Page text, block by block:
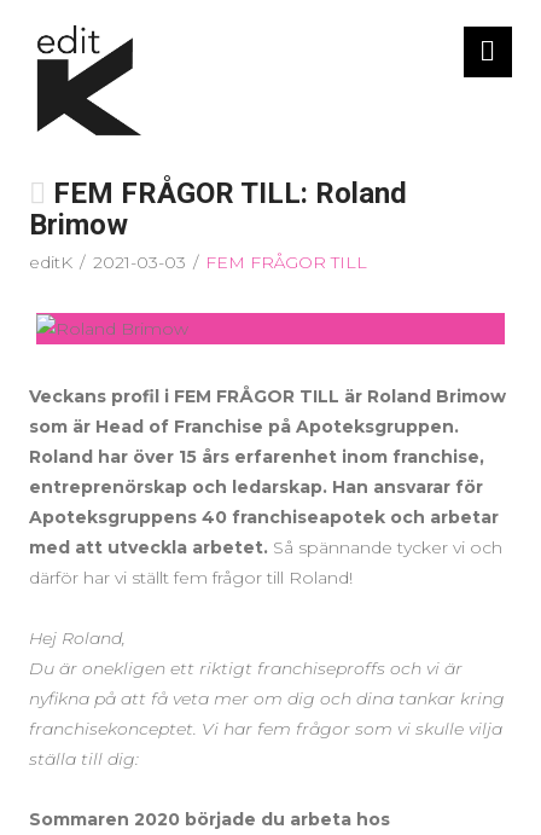
FEM FRÅGOR TILL: Roland
Brimow
editK 2021-03-03 FEM FRÅGOR TILL
Veckans profil i FEM FRÅGOR TILL är Roland Brimow
som är Head of Franchise på Apoteksgruppen.
Roland har över 15 års erfarenhet inom franchise,
entreprenörskap och ledarskap. Han ansvarar för
Apoteksgruppens 40 franchiseapotek och arbetar
med att utveckla arbetet. Så spännande tycker vi och
därför har vi ställt fem frågor till Roland!
Hej Roland,
Du är onekligen ett riktigt franchiseproffs och vi är
nyfikna på att få veta mer om dig och dina tankar kring
franchisekonceptet. Vi har fem frågor som vi skulle vilja
ställa till dig:
Sommaren 2020 började du arbeta hos